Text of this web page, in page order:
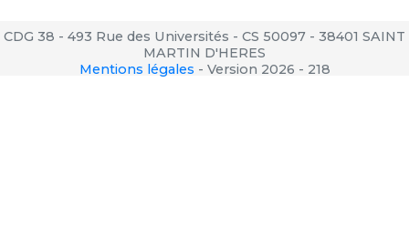
CDG 38 - 493 Rue des Universités - CS 50097 - 38401 SAINT
MARTIN D'HERES
Mentions légales - Version 2026 - 218